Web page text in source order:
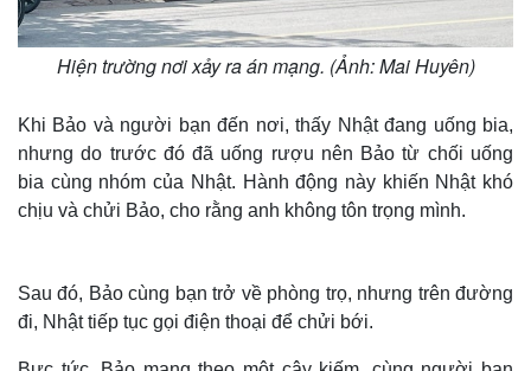
Hiện trường nơi xảy ra án mạng. (Ảnh: Mai Huyên)
Khi Bảo và người bạn đến nơi, thấy Nhật đang uống bia,
nhưng do trước đó đã uống rượu nên Bảo từ chối uống
bia cùng nhóm của Nhật. Hành động này khiến Nhật khó
chịu và chửi Bảo, cho rằng anh không tôn trọng mình.
Sau đó, Bảo cùng bạn trở về phòng trọ, nhưng trên đường
đi, Nhật tiếp tục gọi điện thoại để chửi bới.